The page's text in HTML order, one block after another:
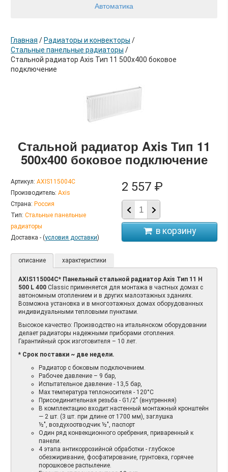
Автоматика
Главная / Радиаторы и конвекторы /
Стальные панельные радиаторы /
Стальной радиатор Axis Тип 11 500х400 боковое
подключение
Стальной радиатор Axis Тип 11
500х400 боковое подключение
Артикул: AXIS115004C
Производитель: Axis
Страна: Россия
Тип: Стальные панельные
радиаторы
Доставка - (условия доставки)
2 557 ₽
описание характеристики
AXIS115004C* Панельный стальной радиатор Axis Тип 11 H
500 L 400 Classic применяется для монтажа в частных домах с
автономным отоплением и в других малоэтажных зданиях.
Возможна установка и в многоэтажных домах оборудованных
индивидуальными тепловыми пунктами.
Высокое качество: Производство на итальянском оборудовании
делает радиаторы надежными приборами отопления.
Гарантийный срок изготовителя – 10 лет.
* Срок поставки ~ две недели.
Радиатор с боковым подключением.
Рабочее давление – 9 бар,
Испытательное давление - 13,5 бар,
Max температура теплоносителя - 120°C
Присоединительная резьба - G1/2" (внутренняя)
В комплектацию входит:настенный монтажный кронштейн
— 2 шт. (3 шт. при длине от 1700 мм), заглушка
½", воздухоотводчик ½", паспорт
Один ряд конвекционного оребрения, приваренный к
панели.
4 этапа антикоррозийной обработки - глубокое
обезжиривание, фосфатирование, грунтовка, горячее
порошковое распыление.